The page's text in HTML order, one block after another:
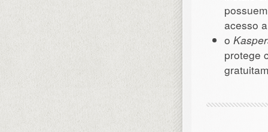
acesso
o
protege